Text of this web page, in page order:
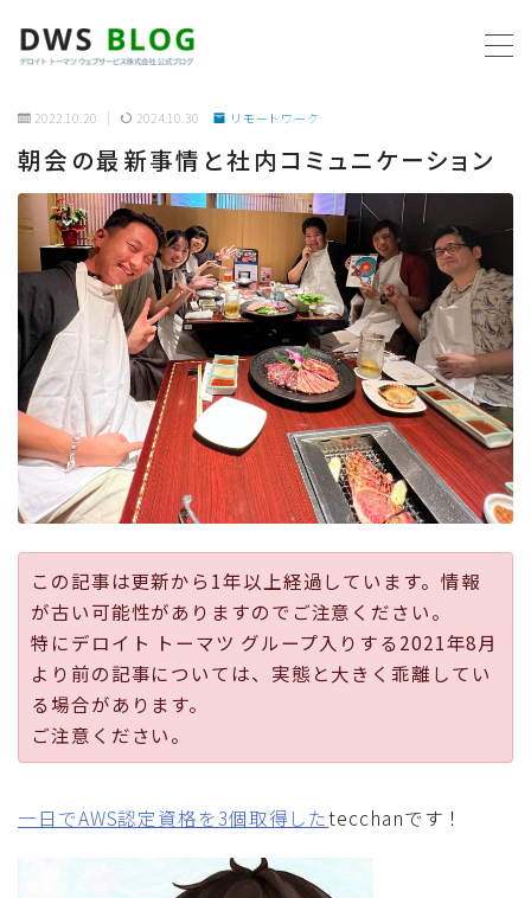
ホーム
AWS
プログラミング
ビジネス
リモートワーク
社内制度
採用
公式ページ
2022.10.20 2024.10.30 リモートワーク
朝会の最新事情と社内コミュニケーション
この記事は更新から1年以上経過しています。情報
が古い可能性がありますのでご注意ください。
特にデロイト トーマツ グループ入りする2021年8月
より前の記事については、実態と大きく乖離してい
る場合があります。
ご注意ください。
一日でAWS認定資格を3個取得したtecchanです！